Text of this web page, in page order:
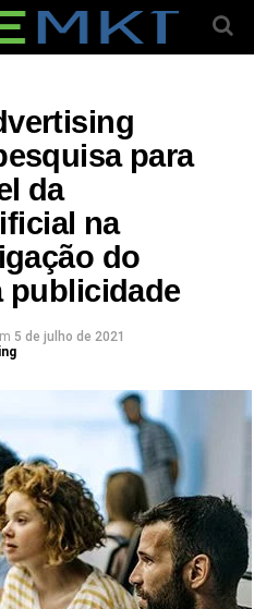
para
da
na
do
publicidade
5 de julho de 2021